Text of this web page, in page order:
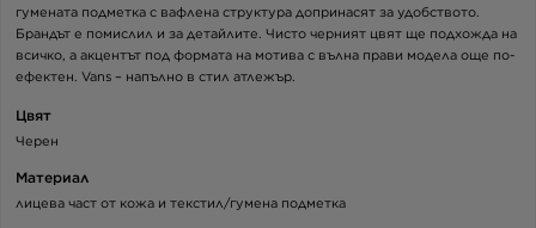
гумената подметка с вафлена структура допринасят за удобството.
Брандът е помислил и за детайлите. Чисто черният цвят ще подхожда на
всичко, а акцентът под формата на мотива с вълна прави модела още по-
ефектен. Vans – напълно в стил атлежър.
Цвят
Черен
Материал
лицева част от кожа и текстил/гумена подметка